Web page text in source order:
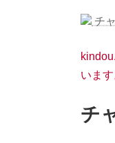
チ
いま
チ